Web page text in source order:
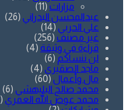
مزارات (11)
عبدالمحسن البدراني (26)
علي الحربي (14)
غير مصنف (256)
قراءة في وثيقة (4)
لن ننساكم (6)
ماجد الصقيري (4)
مال وأعمال (60)
محمد صالح البليهشي (6)
محمد عوض الله العمري (45)